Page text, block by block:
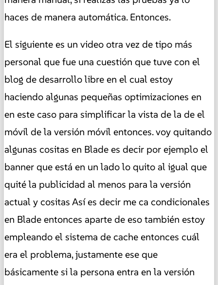
haces de manera automática. Entonces.
El siguiente es un video otra vez de tipo más
personal que fue una cuestión que tuve con el
blog de desarrollo libre en el cual estoy
haciendo algunas pequeñas optimizaciones en
en este caso para simplificar la vista de la de el
móvil de la versión móvil entonces. voy quitando
algunas cositas en Blade es decir por ejemplo el
banner que está en un lado lo quito al igual que
quité la publicidad al menos para la versión
actual y cositas Así es decir me ca condicionales
en Blade entonces aparte de eso también estoy
empleando el sistema de cache entonces cuál
era el problema, justamente ese que
básicamente si la persona entra en la versión